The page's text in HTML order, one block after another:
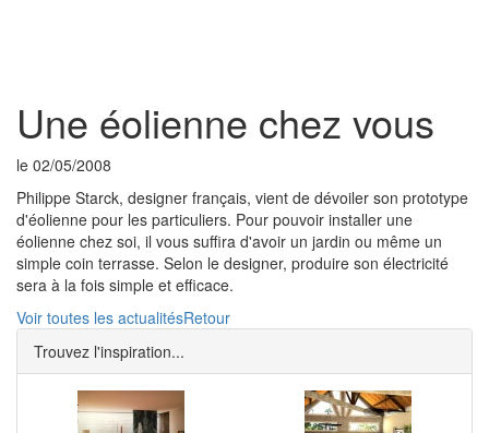
Une éolienne chez vous
le 02/05/2008
Philippe Starck, designer français, vient de dévoiler son prototype
d'éolienne pour les particuliers. Pour pouvoir installer une
éolienne chez soi, il vous suffira d'avoir un jardin ou même un
simple coin terrasse. Selon le designer, produire son électricité
sera à la fois simple et efficace.
Voir toutes les actualitésRetour
Trouvez l'inspiration...